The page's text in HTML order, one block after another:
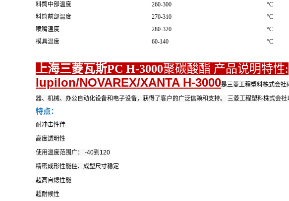
料筒中部温度
260-300
°C
料筒前部温度
270-310
°C
喷嘴温度
280-320
°C
模具温度
60-140 °C
上海三菱瓦斯PC H-3000聚碳酸酯 产品说明特性:
Iupilon/NOVAREX/XANTA H-3000是三菱工程塑料株式会社
器、机械、办公自动化设备和电子设备，获得了客户的广泛信赖和支持。 三菱工程塑料株式会
特点：
耐冲击性佳
高度透明性
使用温度范围广： -40到120
精密成形性能佳、成型尺寸稳定
超高自熄性能
超耐候性